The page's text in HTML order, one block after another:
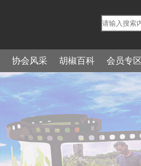
协会风采 胡椒百科 会员专区